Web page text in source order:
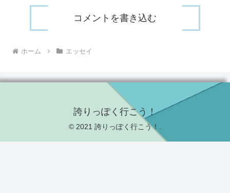
コメントを書き込む
ホーム エッセイ
誇りっぽく行こう！
© 2021 誇りっぽく行こう！.